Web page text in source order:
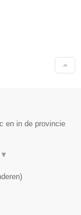
en in de provincie
▼
)